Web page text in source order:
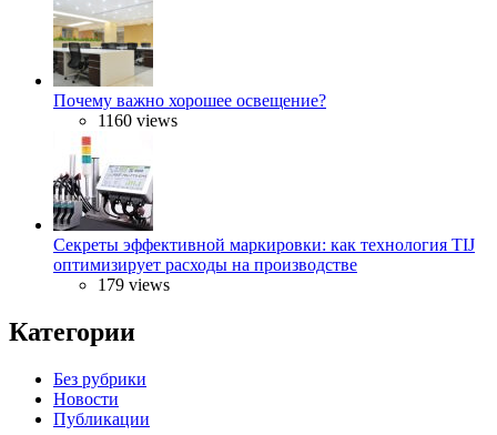
Почему важно хорошее освещение?
1160 views
Секреты эффективной маркировки: как технология TIJ
оптимизирует расходы на производстве
179 views
Категории
Без рубрики
Новости
Публикации